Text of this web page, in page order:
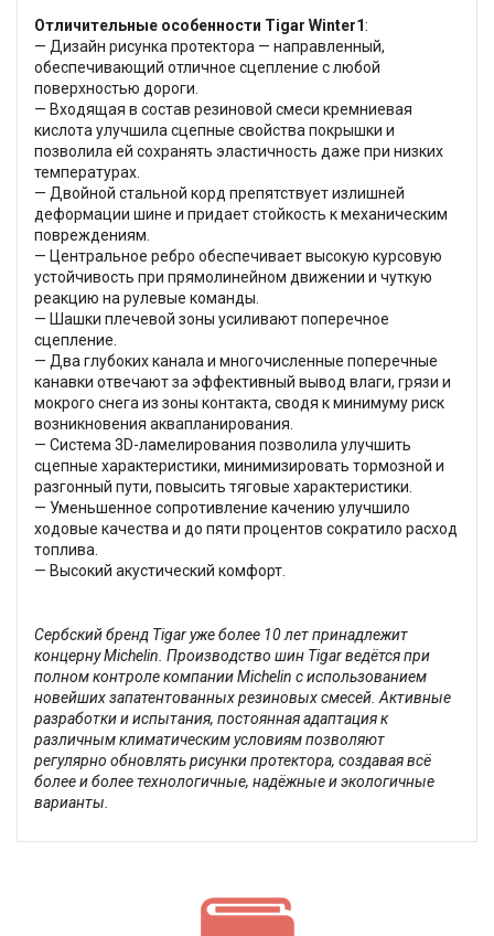
Отличительные особенности Tigar Winter1:
— Дизайн рисунка протектора — направленный,
обеспечивающий отличное сцепление с любой
поверхностью дороги.
— Входящая в состав резиновой смеси кремниевая
кислота улучшила сцепные свойства покрышки и
позволила ей сохранять эластичность даже при низких
температурах.
— Двойной стальной корд препятствует излишней
деформации шине и придает стойкость к механическим
повреждениям.
— Центральное ребро обеспечивает высокую курсовую
устойчивость при прямолинейном движении и чуткую
реакцию на рулевые команды.
— Шашки плечевой зоны усиливают поперечное
сцепление.
— Два глубоких канала и многочисленные поперечные
канавки отвечают за эффективный вывод влаги, грязи и
мокрого снега из зоны контакта, сводя к минимуму риск
возникновения аквапланирования.
— Система 3D-ламелирования позволила улучшить
сцепные характеристики, минимизировать тормозной и
разгонный пути, повысить тяговые характеристики.
— Уменьшенное сопротивление качению улучшило
ходовые качества и до пяти процентов сократило расход
топлива.
— Высокий акустический комфорт.
Сербский бренд Tigar уже более 10 лет принадлежит
концерну Michelin. Производство шин Tigar ведётся при
полном контроле компании Michelin с использованием
новейших запатентованных резиновых смесей. Активные
разработки и испытания, постоянная адаптация к
различным климатическим условиям позволяют
регулярно обновлять рисунки протектора, создавая всё
более и более технологичные, надёжные и экологичные
варианты.